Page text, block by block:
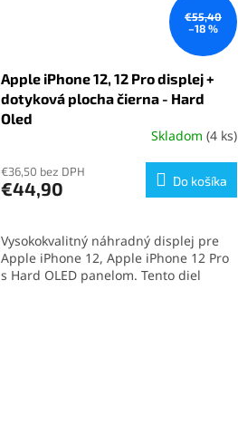
€55,40
–18 %
Apple iPhone 12, 12 Pro displej +
dotyková plocha čierna - Hard
Oled
produktu
je
5
hviezdičiek.
Skladom (4 ks)
€36,50 bez DPH
€44,90 Do košíka
Vysokokvalitný náhradný displej pre
Apple iPhone 12, Apple iPhone 12 Pro
s Hard OLED panelom. Tento diel